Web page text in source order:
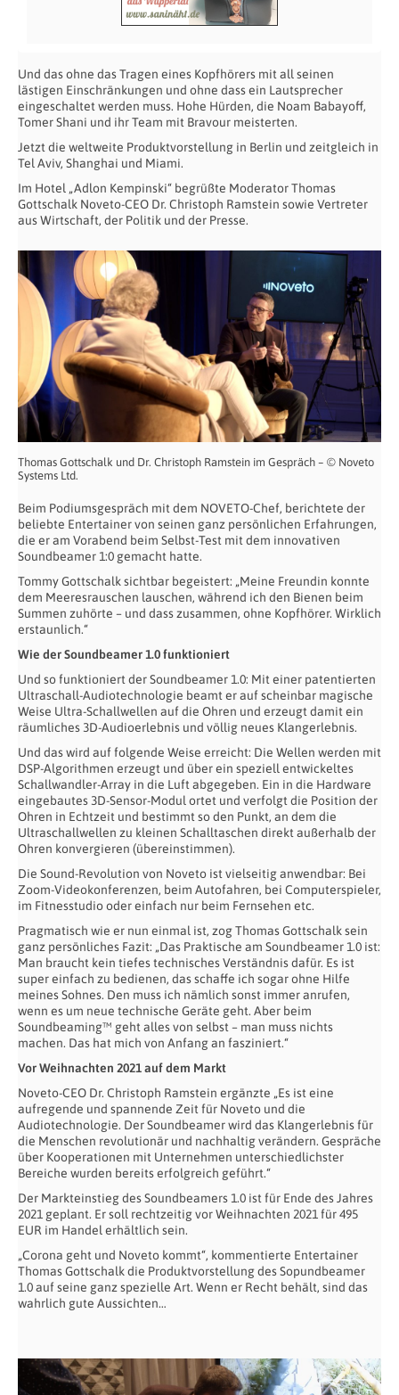
Und das ohne das Tragen eines Kopfhörers mit all seinen
lästigen Einschränkungen und ohne dass ein Lautsprecher
eingeschaltet werden muss. Hohe Hürden, die Noam Babayoff,
Tomer Shani und ihr Team mit Bravour meisterten.
Jetzt die weltweite Produktvorstellung in Berlin und zeitgleich in
Tel Aviv, Shanghai und Miami.
Im Hotel „Adlon Kempinski“ begrüßte Moderator Thomas
Gottschalk Noveto-CEO Dr. Christoph Ramstein sowie Vertreter
aus Wirtschaft, der Politik und der Presse.
Thomas Gottschalk und Dr. Christoph Ramstein im Gespräch – © Noveto
Systems Ltd.
Beim Podiumsgespräch mit dem NOVETO-Chef, berichtete der
beliebte Entertainer von seinen ganz persönlichen Erfahrungen,
die er am Vorabend beim Selbst-Test mit dem innovativen
Soundbeamer 1:0 gemacht hatte.
Tommy Gottschalk sichtbar begeistert: „Meine Freundin konnte
dem Meeresrauschen lauschen, während ich den Bienen beim
Summen zuhörte – und dass zusammen, ohne Kopfhörer. Wirklich
erstaunlich.“
Wie der Soundbeamer 1.0 funktioniert
Und so funktioniert der Soundbeamer 1.0: Mit einer patentierten
Ultraschall-Audiotechnologie beamt er auf scheinbar magische
Weise Ultra-Schallwellen auf die Ohren und erzeugt damit ein
räumliches 3D-Audioerlebnis und völlig neues Klangerlebnis.
Und das wird auf folgende Weise erreicht: Die Wellen werden mit
DSP-Algorithmen erzeugt und über ein speziell entwickeltes
Schallwandler-Array in die Luft abgegeben. Ein in die Hardware
eingebautes 3D-Sensor-Modul ortet und verfolgt die Position der
Ohren in Echtzeit und bestimmt so den Punkt, an dem die
Ultraschallwellen zu kleinen Schalltaschen direkt außerhalb der
Ohren konvergieren (übereinstimmen).
Die Sound-Revolution von Noveto ist vielseitig anwendbar: Bei
Zoom-Videokonferenzen, beim Autofahren, bei Computerspieler,
im Fitnesstudio oder einfach nur beim Fernsehen etc.
Pragmatisch wie er nun einmal ist, zog Thomas Gottschalk sein
ganz persönliches Fazit: „Das Praktische am Soundbeamer 1.0 ist:
Man braucht kein tiefes technisches Verständnis dafür. Es ist
super einfach zu bedienen, das schaffe ich sogar ohne Hilfe
meines Sohnes. Den muss ich nämlich sonst immer anrufen,
wenn es um neue technische Geräte geht. Aber beim
Soundbeaming™ geht alles von selbst – man muss nichts
machen. Das hat mich von Anfang an fasziniert.“
Vor Weihnachten 2021 auf dem Markt
Noveto-CEO Dr. Christoph Ramstein ergänzte „Es ist eine
aufregende und spannende Zeit für Noveto und die
Audiotechnologie. Der Soundbeamer wird das Klangerlebnis für
die Menschen revolutionär und nachhaltig verändern. Gespräche
über Kooperationen mit Unternehmen unterschiedlichster
Bereiche wurden bereits erfolgreich geführt.“
Der Markteinstieg des Soundbeamers 1.0 ist für Ende des Jahres
2021 geplant. Er soll rechtzeitig vor Weihnachten 2021 für 495
EUR im Handel erhältlich sein.
„Corona geht und Noveto kommt“, kommentierte Entertainer
Thomas Gottschalk die Produktvorstellung des Sopundbeamer
1.0 auf seine ganz spezielle Art. Wenn er Recht behält, sind das
wahrlich gute Aussichten…